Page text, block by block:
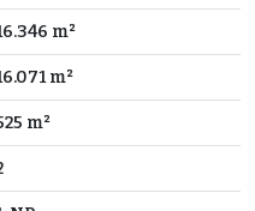
m²
m²
m²